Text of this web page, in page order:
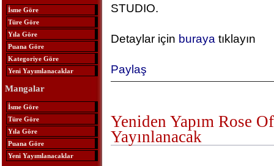
İsme Göre
Türe Göre
Yıla Göre
Puana Göre
Kategoriye Göre
Yeni Yayımlanacaklar
Mangalar
İsme Göre
Türe Göre
Yıla Göre
Puana Göre
Yeni Yayımlanacaklar
STUDIO.
Detaylar için buraya tıklayın
Paylaş
Yeniden Yapım Rose
Yayınlanacak